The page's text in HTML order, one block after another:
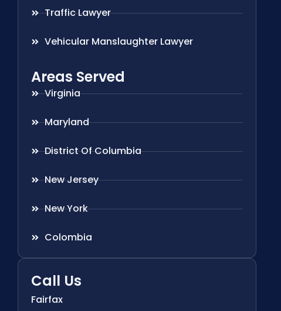
Traffic Lawyer
Vehicular Manslaughter Lawyer
Areas Served
Virginia
Maryland
District Of Columbia
New Jersey
New York
Colombia
Call Us
Fairfax